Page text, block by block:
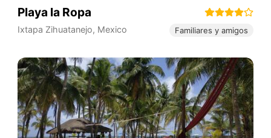
Playa la Ropa
Ixtapa Zihuatanejo, Mexico Familiares y amigos